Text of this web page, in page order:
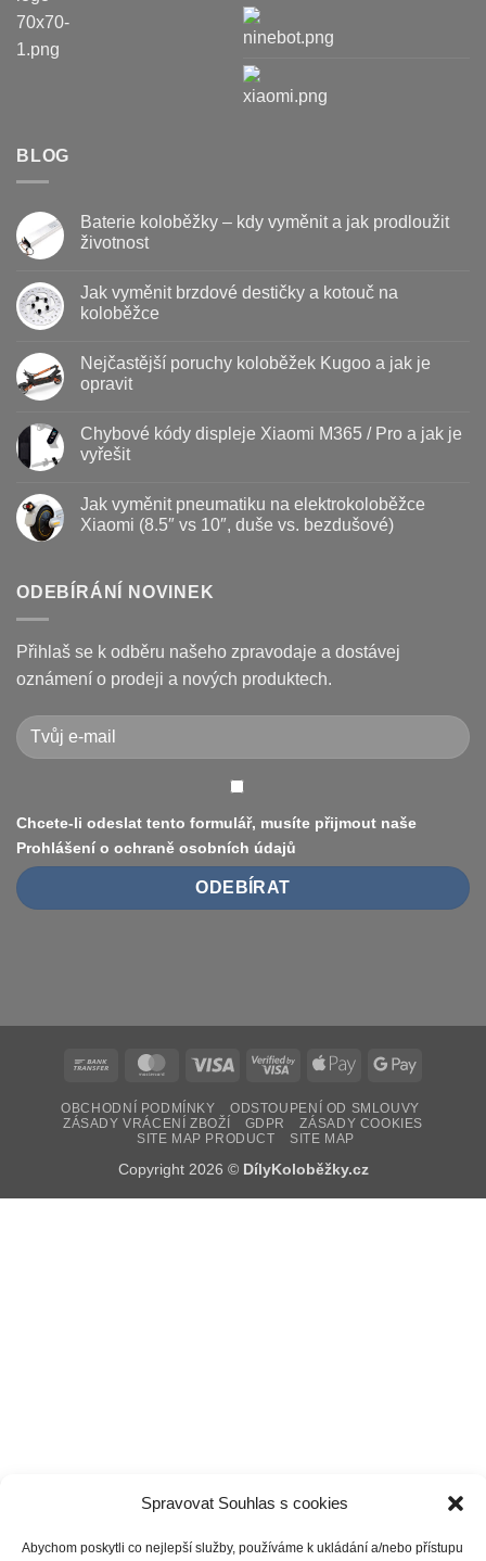
Spravovat Souhlas s cookies
Abychom poskytli co nejlepší služby, používáme k ukládání a/nebo přístupu
BLOG
Baterie koloběžky – kdy vyměnit a jak prodloužit
životnost
textu
s
koloběžky
kdy
jak
prodloužit
životnost
Jak vyměnit brzdové destičky a kotouč na
koloběžce
u
s
vyměnit
brzdové
destičky
na
koloběžce
Nejčastější poruchy koloběžek Kugoo a jak je
opravit
u
textu
s
poruchy
koloběžek
Kugoo
opravit
Chybové kódy displeje Xiaomi M365 / Pro a jak je
vyřešit
textu
s
displeje
a
jak
je
Jak vyměnit pneumatiku na elektrokoloběžce
Xiaomi (8.5″ vs 10″, duše vs. bezdušové)
textu
vyměnit
pneumatiku
na
elektrokoloběžce
(8.5″
10″,
duše
ODEBÍRÁNÍ NOVINEK
Přihlaš se k odběru našeho zpravodaje a dostávej
oznámení o prodeji a nových produktech.
Chcete-li odeslat tento formulář, musíte přijmout naše
Prohlášení o ochraně osobních údajů
Bank
MasterCardVisa
Visa
Apple
Google
OBCHODNÍ PODMÍNKY
ODSTOUPENÍ OD SMLOUVY
ZÁSADY VRÁCENÍ ZBOŽÍ
GDPR
ZÁSADY COOKIES
SITE MAP PRODUCT
SITE MAP
Copyright 2026 © DílyKoloběžky.cz